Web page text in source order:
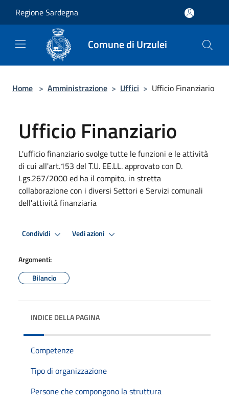
Regione Sardegna
Comune di Urzulei
Home > Amministrazione > Uffici > Ufficio Finanziario
Ufficio Finanziario
L'ufficio finanziario svolge tutte le funzioni e le attività
di cui all'art.153 del T.U. EE.LL. approvato con D.
Lgs.267/2000 ed ha il compito, in stretta
collaborazione con i diversi Settori e Servizi comunali
dell'attività finanziaria
Condividi Vedi azioni
Argomenti:
Bilancio
INDICE DELLA PAGINA
Competenze
Tipo di organizzazione
Persone che compongono la struttura